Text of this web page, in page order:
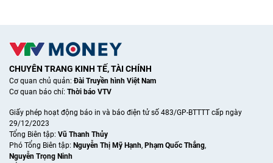
CHUYÊN TRANG KINH TẾ, TÀI CHÍNH
Cơ quan chủ quản:Đài Truyền hình Việt Nam
Cơ quan báo chí: Thời báo VTV
Giấy phép hoạt động báo in và báo điện tử số 483/GP-BTTTT cấp ngày
29/12/2023
Tổng Biên tập: Vũ Thanh Thủy
Phó Tổng Biên tập: Nguyễn Thị Mỹ Hạnh, Phạm Quốc Thắng,
Nguyễn Trọng Ninh